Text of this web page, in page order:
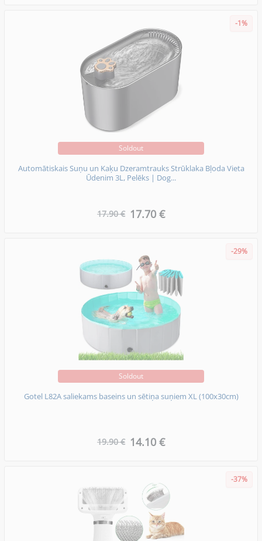
-1%
Soldout
Automātiskais Suņu un Kaķu Dzeramtrauks Strūklaka Bļoda Vieta
Ūdenim 3L, Pelēks | Dog...
17.90 € 17.70 €
-29%
Soldout
Gotel L82A saliekams baseins un sētiņa suņiem XL (100x30cm)
19.90 € 14.10 €
-37%